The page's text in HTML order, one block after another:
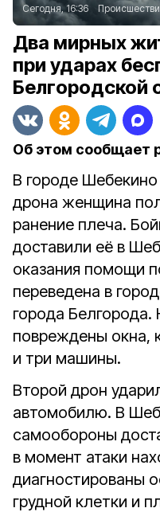
Сегодня, 16:36
Два мирных
при ударах
Белгородской
Об этом сообщает
В городе Шебекино
дрона женщина
ранение плеча.
доставили её в
оказания помощи
переведена в
города
повреждены окна,
и три машины.
Второй дрон
автомобилю. В
самообороны
в момент атаки
диагностированы
грудной клетки и